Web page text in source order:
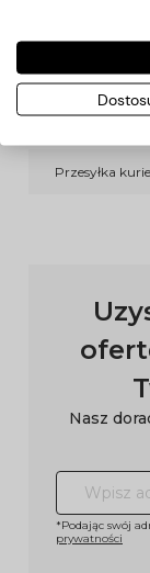
Kraj wysyłki:
Przesyłka
Nasz
*Podając swój
prywatności